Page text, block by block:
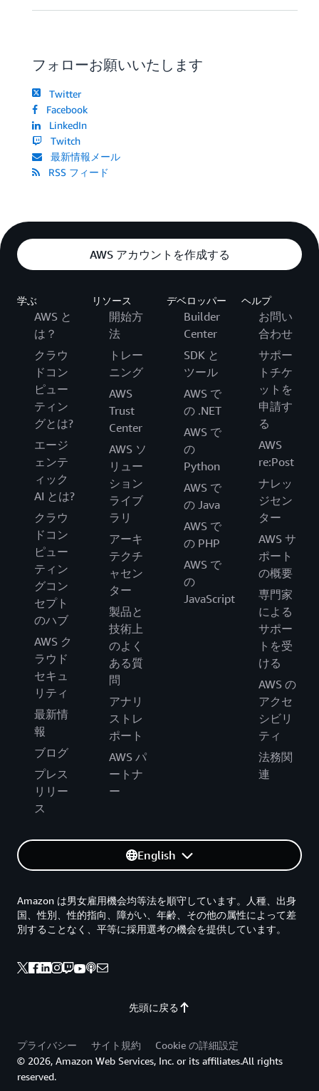
フォローお願いいたします
Twitter
Facebook
LinkedIn
Twitch
最新情報メール
RSS フィード
AWS アカウントを作成する
学ぶ
AWS と
は？
クラウ
ドコン
ピュー
ティン
グとは?
エージ
ェンテ
ィック
AI とは?
クラウ
ドコン
ピュー
ティン
グコン
セプト
のハブ
AWS ク
ラウド
セキュ
リティ
最新情
報
ブログ
プレス
リリー
ス
リソース
開始方
法
トレー
ニング
AWS
Trust
Center
AWS ソ
リュー
ション
ライブ
ラリ
アーキ
テクチ
ャセン
ター
製品と
技術上
のよく
ある質
問
アナリ
ストレ
ポート
AWS パ
ートナ
ー
デベロッパー
Builder
Center
SDK と
ツール
AWS で
の .NET
AWS で
の
Python
AWS で
の Java
AWS で
の PHP
AWS で
の
JavaScript
ヘルプ
お問い
合わせ
サポー
トチケ
ットを
申請す
る
AWS
re:Post
ナレッ
ジセン
ター
AWS サ
ポート
の概要
専門家
による
サポー
トを受
ける
AWS の
アクセ
シビリ
ティ
法務関
連
English
先頭に戻る
Amazon は男女雇用機会均等法を順守しています。人種、出身
国、性別、性的指向、障がい、年齢、その他の属性によって差
別することなく、平等に採用選考の機会を提供しています。
プライバシー サイト規約
Cookie の詳細設定
© 2026, Amazon Web Services, Inc. or its affiliates.All rights
reserved.